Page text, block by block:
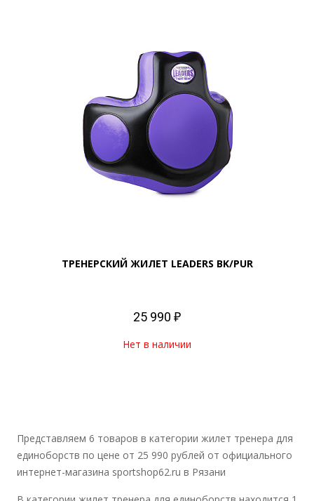
ТРЕНЕРСКИЙ ЖИЛЕТ LEADERS BK/PUR
25 990 ₽
Нет в наличии
Представляем 6 товаров в категории жилет тренера для
единоборств по цене от 25 990 рублей от официального
интернет-магазина sportshop62.ru в Рязани